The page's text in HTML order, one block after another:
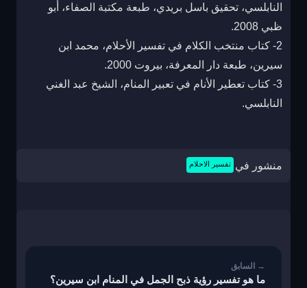
النابلسي، تحقيق باسل بريدي، طبعة مكتبة الصفاء، أبو
ظبي 2008.
2- كتاب منتخب الكلام في تفسير الأحلام، محمد ابن
سيرين، طبعة دار المعرفة، بيروت 2000.
3- كتاب تعطير الأنام في تعبير المنام، الشيخ عبد الغني
النابلسي.
منشور في تفسير الاحلام
ما هو تفسير رؤية ذبح الجمل في المنام ابن سيرين؟